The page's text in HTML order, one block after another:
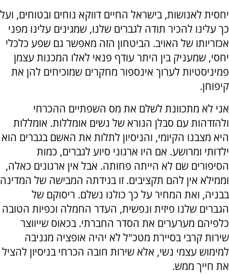
יחסית לאנושות, בישראל החיים דווקא נוחים ובטוחים, ועל
כך עלינו להכיר תודה לגברים שלנו, שמגינים עלינו מפני
אכזריותו של האויב. הביטחון הזה מאפשר גם שפע כלכלי
יחסי, שמעניק בין היתר עודף פנאי לאלו המכנות עצמן
פמיניסטיות לערוך אינספור מחקרים שמוכיחים להן את
קיפוחן.
אני לא מתכוונת לשלם את מס השפתיים ההכרחי
ולהזדהות עם סבלן הנורא של נשים אומללות. אומללות
היא מצבנו הקיומי, והניסיון לתלות את האשם בגברים הוא
ילדותי ומרושע. אם היו ארגוני סיוע לגברים, כמות
הסיפורים שם לא הייתה פחותה. אבל אין ארגונים כאלה,
וממילא אין להם תקציבים. זו בגידתה המבישה של המדינה
בבניה, ואת המחיר על כך כולנו נשלם. ריסוקם של
הגברים שלנו פיזית ונפשית, העדר החמלה וכפיות הטובה
כלפיהם מערערים את הסדר החברתי. בכאוס שייווצר
שירות קרבי בסיירת מטכ"ל לא יהיה אופציה מגניבה
למימוש עצמי נשי, אלא שירות חובה הכרחי בניסיון להציל
את חייך ממש.